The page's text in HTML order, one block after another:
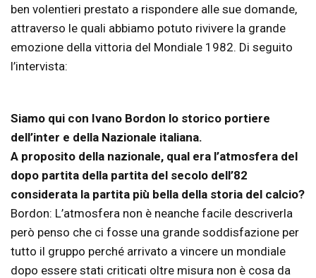
ben volentieri prestato a rispondere alle sue domande,
attraverso le quali abbiamo potuto rivivere la grande
emozione della vittoria del Mondiale 1982. Di seguito
l’intervista:
Siamo qui con Ivano Bordon lo storico portiere
dell’inter e della Nazionale italiana.
A proposito della nazionale, qual era l’atmosfera del
dopo partita della partita del secolo dell’82
considerata la partita più bella della storia del calcio?
Bordon: L’atmosfera non è neanche facile descriverla
però penso che ci fosse una grande soddisfazione per
tutto il gruppo perché arrivato a vincere un mondiale
dopo essere stati criticati oltre misura non è cosa da